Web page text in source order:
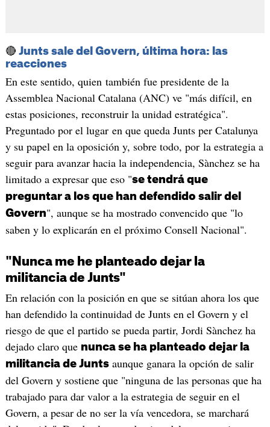
🔴 Junts sale del Govern, última hora: las
reacciones
En este sentido, quien también fue presidente de la
Assemblea Nacional Catalana (ANC) ve "más difícil, en
estas posiciones, reconstruir la unidad estratégica".
Preguntado por el lugar en que queda Junts per Catalunya
y su papel en la oposición y, sobre todo, por la estrategia a
seguir para avanzar hacia la independencia, Sànchez se ha
limitado a expresar que eso "se tendrá que
preguntar a los que han defendido salir del
Govern", aunque se ha mostrado convencido que "lo
saben y lo explicarán en el próximo Consell Nacional".
"Nunca me he planteado dejar la
militancia de Junts"
En relación con la posición en que se sitúan ahora los que
han defendido la continuidad de Junts en el Govern y el
riesgo de que el partido se pueda partir, Jordi Sànchez ha
dejado claro que nunca se ha planteado dejar la
militancia de Juntsaunque ganara la opción de salir
del Govern y sostiene que "ninguna de las personas que ha
trabajado para dar valor a la estrategia de seguir en el
Govern, a pesar de no ser la vía vencedora, se marchará